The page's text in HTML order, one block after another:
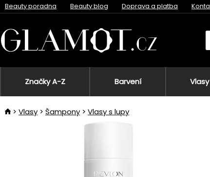
Beauty poradna Beauty blog Doprava a platba
Značky A-Z Barvení Vlasy
Vlasy Šampony Vlasy s lupy